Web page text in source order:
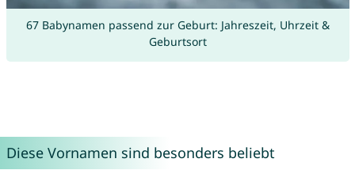
67 Babynamen passend zur Geburt: Jahreszeit, Uhrzeit &
Geburtsort
Diese Vornamen sind besonders beliebt